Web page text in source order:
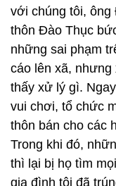
với chúng tôi,
thôn Đào Thục
những sai phạm
cáo lên xã, nhưng
thấy xử lý gì.
vui chơi, tổ chức
thôn bán cho các
Trong khi đó,
thì lại bị họ tìm
gia đình tôi đã